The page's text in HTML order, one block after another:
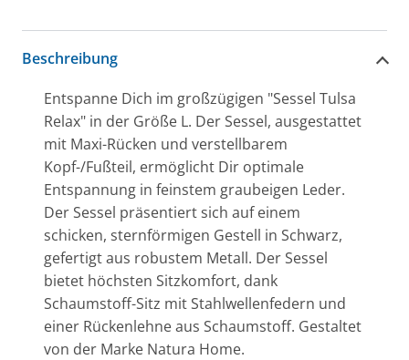
Beschreibung
Entspanne Dich im großzügigen "Sessel Tulsa
Relax" in der Größe L. Der Sessel, ausgestattet
mit Maxi-Rücken und verstellbarem
Kopf-/Fußteil, ermöglicht Dir optimale
Entspannung in feinstem graubeigen Leder.
Der Sessel präsentiert sich auf einem
schicken, sternförmigen Gestell in Schwarz,
gefertigt aus robustem Metall. Der Sessel
bietet höchsten Sitzkomfort, dank
Schaumstoff-Sitz mit Stahlwellenfedern und
einer Rückenlehne aus Schaumstoff. Gestaltet
von der Marke Natura Home.